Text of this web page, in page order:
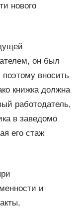
нового
он был
вносить
книжка должна
работодатель,
в заведомо
его стаж
и